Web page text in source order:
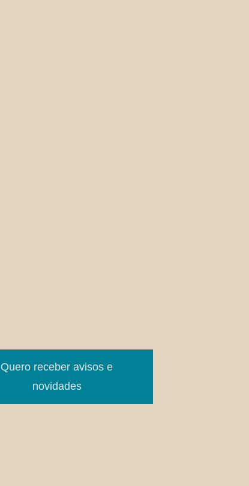
Quero receber avisos e
novidades